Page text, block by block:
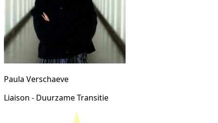
Paula Verschaeve
Liaison - Duurzame Transitie